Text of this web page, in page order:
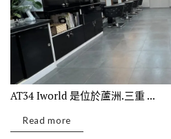
AT34 Iworld 是位於蘆洲.三重 ...
Read more